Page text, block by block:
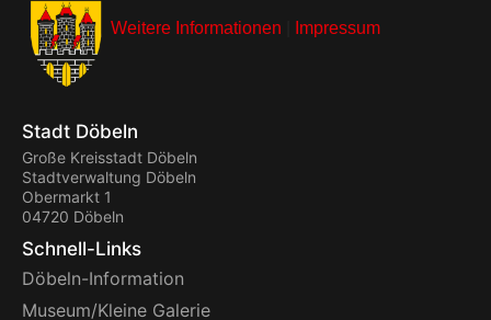
Stadt Döbeln
Große Kreisstadt Döbeln
Stadtverwaltung Döbeln
Obermarkt 1
04720 Döbeln
Schnell-Links
Döbeln-Information
Museum/Kleine Galerie
Weitere Informationen Impressum